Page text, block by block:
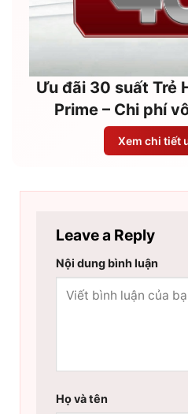
Ưu đãi 30 suất Trẻ
Prime – Chi phí
Xem chi tiết
Leave a Reply
Nội dung bình luận
Họ và tên